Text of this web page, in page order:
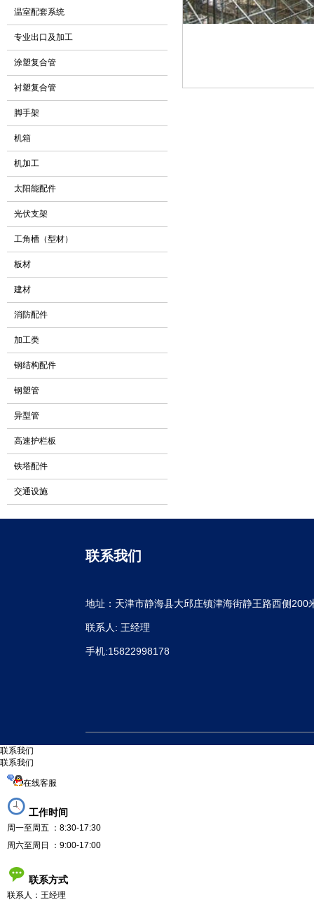
温室配套系统
专业出口及加工
涂塑复合管
衬塑复合管
脚手架
机箱
机加工
太阳能配件
光伏支架
工角槽（型材）
板材
建材
消防配件
加工类
钢结构配件
钢塑管
异型管
高速护栏板
铁塔配件
交通设施
联系我们
地址：天津市静海县大邱庄镇津海街静王路西侧200
联系人: 王经理
手机:15822998178
联系我们
联系我们
在线客服
工作时间
周一至周五 ：8:30-17:30
周六至周日 ：9:00-17:00
联系方式
联系人：王经理